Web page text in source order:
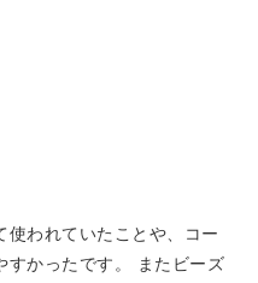
の向きや使用する道具の
使われていたことや、コー
すかったです。 またビーズ